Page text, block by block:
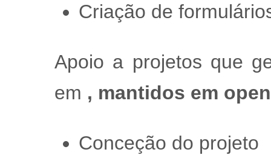
Criação de
Apoio a projetos que
em , mantidos em
Conceção do projeto